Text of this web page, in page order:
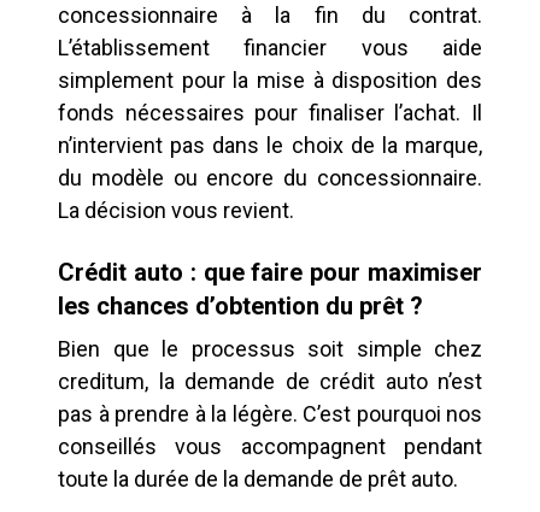
concessionnaire à la fin du contrat.
L’établissement financier vous aide
simplement pour la mise à disposition des
fonds nécessaires pour finaliser l’achat. Il
n’intervient pas dans le choix de la marque,
du modèle ou encore du concessionnaire.
La décision vous revient.
Crédit auto : que faire pour maximiser
les chances d’obtention du prêt ?
Bien que le processus soit simple chez
creditum, la demande de crédit auto n’est
pas à prendre à la légère. C’est pourquoi nos
conseillés vous accompagnent pendant
toute la durée de la demande de prêt auto.